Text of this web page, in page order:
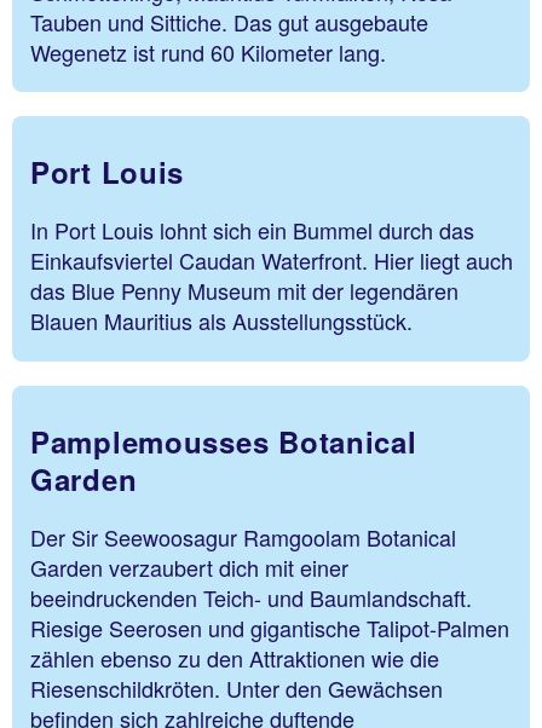
Tauben und Sittiche. Das gut ausgebaute
Wegenetz ist rund 60 Kilometer lang.
Port Louis
In Port Louis lohnt sich ein Bummel durch das
Einkaufsviertel Caudan Waterfront. Hier liegt auch
das Blue Penny Museum mit der legendären
Blauen Mauritius als Ausstellungsstück.
Pamplemousses Botanical
Garden
Der Sir Seewoosagur Ramgoolam Botanical
Garden verzaubert dich mit einer
beeindruckenden Teich- und Baumlandschaft.
Riesige Seerosen und gigantische Talipot-Palmen
zählen ebenso zu den Attraktionen wie die
Riesenschildkröten. Unter den Gewächsen
befinden sich zahlreiche duftende